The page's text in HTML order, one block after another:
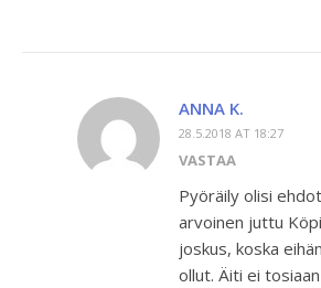
ANNA K.
28.5.2018 AT 18:27
VASTAA
Pyöräily olisi
arvoinen juttu
joskus, koska
ollut. Äiti ei